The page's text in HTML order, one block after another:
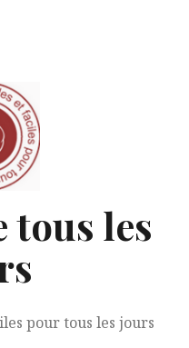
tous les
pour tous les jours